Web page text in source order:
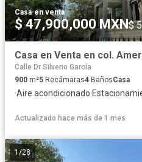
Casa·en venta
$ 47,900,000 MXN$
Calle Dr Silverio García
900 m²5 Recámaras4 BañosCasa
·Aire acondicionado·
Actualizado hace más de 1 mes
1 /28